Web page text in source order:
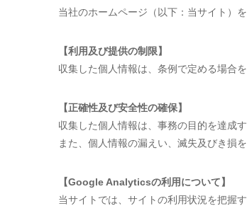
当社のホームページ（以下：当サイト）
【利用及び提供の制限】
収集した個人情報は、条例で定める場合
【正確性及び安全性の確保】
収集した個人情報は、事務の目的を達成
また、個人情報の漏えい、滅失及びき損
【Google Analyticsの利用について】
当サイトでは、サイトの利用状況を把握